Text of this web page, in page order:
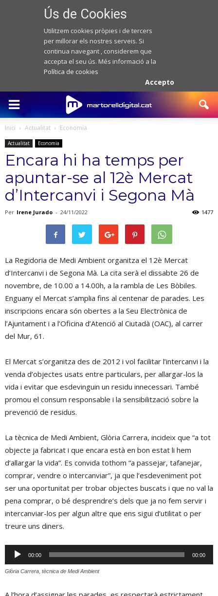
Ús de Cookies
Utilitzem cookies pròpies i de tercers
per millorar els nostres serveis. Si
continua navegant , considerem que
accepta el seu ús. Més informació a la
Política de cookies
Accepto
Inici Actualitat Economia
Actualitat Economia
Encara hi ha temps per
apuntar-se al 12è Mercat
d’Intercanvi i Segona Mà
Per Irene Jurado - 24/11/2022 1477
La Regidoria de Medi Ambient organitza el 12è Mercat
d’Intercanvi i de Segona Mà. La cita serà el dissabte 26 de
novembre, de 10.00 a 14.00h, a la rambla de Les Bòbiles.
Enguany el Mercat s’amplia fins al centenar de parades. Les
inscripcions encara són obertes a la Seu Electrònica de
l’Ajuntament i a l’Oficina d’Atenció al Ciutadà (OAC), al carrer
del Mur, 61.
El Mercat s’organitza des de 2012 i vol facilitar l’intercanvi i la
venda d’objectes usats entre particulars, per allargar-los la
vida i evitar que esdevinguin un residu innecessari. També
promou el consum responsable i la sensibilització sobre la
prevenció de residus.
La tècnica de Medi Ambient, Glòria Carrera, incideix que “a tot
objecte ja fabricat i que encara està en bon estat li hem
d’allargar la vida”. Es convida tothom “a passejar, tafanejar,
comprar, vendre o intercanviar”, ja que l’esdeveniment pot
ser una oportunitat per trobar objectes buscats i que no val la
pena comprar, o bé desprendre’s dels que ja no fem servir i
intercanviar-los per algun altre que ens sigui d’utilitat o per
treure uns diners.
Reproductor
d'àudio
00:00 00:00
Glòria Carrera, tècnica de Medi Ambient